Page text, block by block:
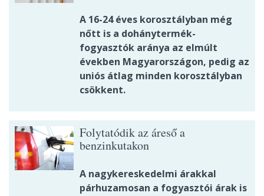
A 16-24 éves korosztályban még
nőtt is a dohánytermék-
fogyasztók aránya az elmúlt
években Magyarországon, pedig az
uniós átlag minden korosztályban
csökkent.
Folytatódik az áreső a
benzinkutakon
A nagykereskedelmi árakkal
párhuzamosan a fogyasztói árak is